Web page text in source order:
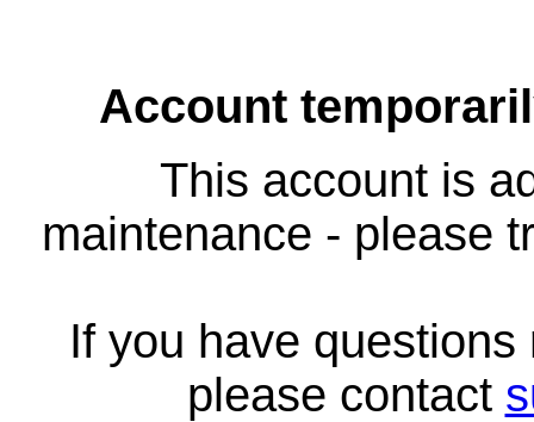
Account
This account is
maintenance - please
If you have
please contact